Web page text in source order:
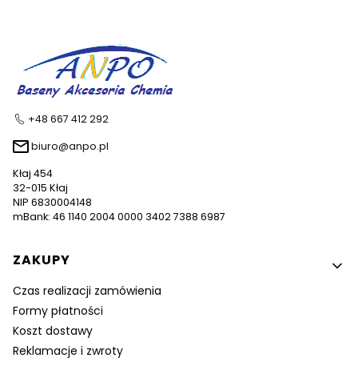
+48 667 412 292
biuro@anpo.pl
Kłaj 454
32-015 Kłaj
NIP 6830004148
mBank: 46 1140 2004 0000 3402 7388 6987
Linki w stopce
ZAKUPY
Czas realizacji zamówienia
Formy płatności
Koszt dostawy
Reklamacje i zwroty